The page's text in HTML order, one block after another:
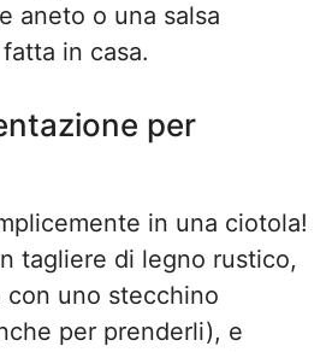
aneto o una salsa
in casa.
per
in una ciotola!
tagliere di legno rustico,
uno stecchino
per prenderli), e